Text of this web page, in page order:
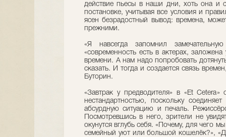
действие пьесы в наши дни, хоть она и
постановке, учитывая все условия и
ясен безрадостный вывод: времена,
прежними.
«Я навсегда запомнил
«современность есть в актерах,
времени. А нам надо попробовать
сказать. И тогда и создается связь
Буторин.
«Завтрак у предводителя» в «Et
нестандартностью, поскольку
абсурдную ситуацию и печаль.
Посмотревшись в него, зрители не
окунутся вглубь себя. «Почему, для чего
семейный уют или большой кошелёк?»,